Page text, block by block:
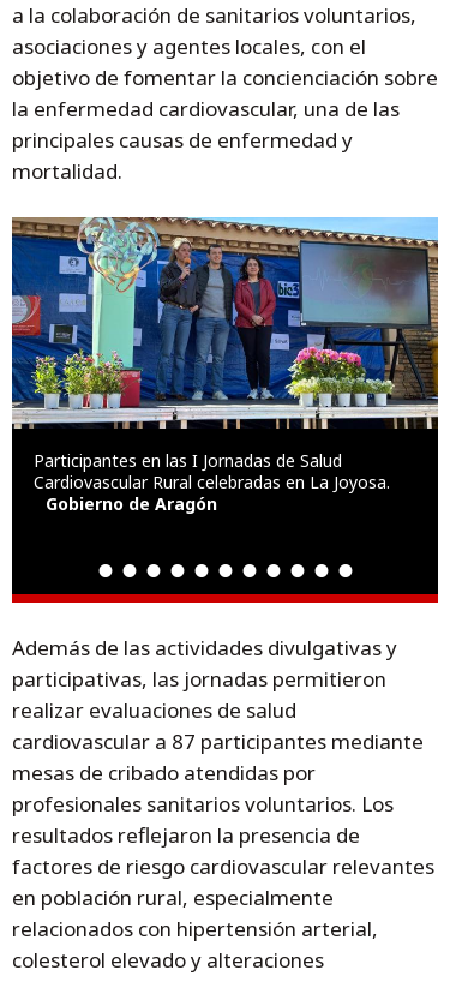
a la colaboración de sanitarios voluntarios,
asociaciones y agentes locales, con el
objetivo de fomentar la concienciación sobre
la enfermedad cardiovascular, una de las
principales causas de enfermedad y
mortalidad.
Participantes en las I Jornadas de Salud
Cardiovascular Rural celebradas en La Joyosa.
Gobierno de Aragón
Además de las actividades divulgativas y
participativas, las jornadas permitieron
realizar evaluaciones de salud
cardiovascular a 87 participantes mediante
mesas de cribado atendidas por
profesionales sanitarios voluntarios. Los
resultados reflejaron la presencia de
factores de riesgo cardiovascular relevantes
en población rural, especialmente
relacionados con hipertensión arterial,
colesterol elevado y alteraciones